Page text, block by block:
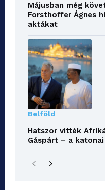
Májusban még
Forsthoffer Ágnes
aktákat
Belföld
Hatszor vitték
Gáspárt – a